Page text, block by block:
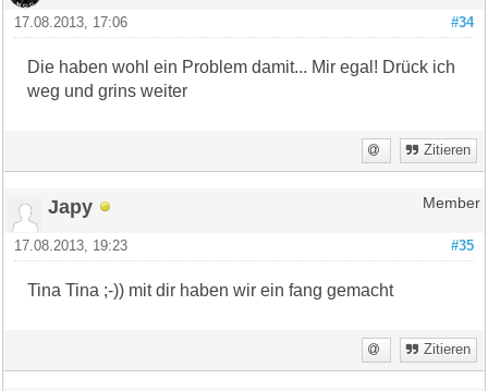
#34
17.08.2013, 17:06
Die haben wohl ein Problem damit... Mir egal! Drück ich
weg und grins weiter
Zitieren
Japy Member
#35
17.08.2013, 19:23
Tina Tina ;-)) mit dir haben wir ein fang gemacht
Zitieren